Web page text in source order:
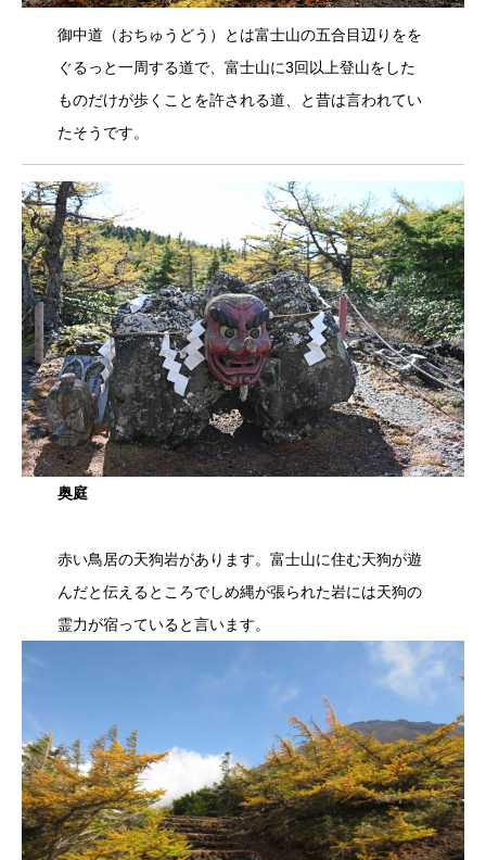
御中道（おちゅうどう）とは富士山の五合目辺りをを
ぐるっと一周する道で、富士山に3回以上登山をした
ものだけが歩くことを許される道、と昔は言われてい
たそうです。
奥庭
赤い鳥居の天狗岩があります。富士山に住む天狗が遊
んだと伝えるところでしめ縄が張られた岩には天狗の
霊力が宿っていると言います。